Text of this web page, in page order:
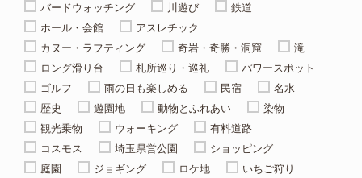
バードウォッチング
川遊び
鉄道
ホール・会館
アスレチック
カヌー・ラフティング
奇岩・奇勝・洞窟
滝
ロング滑り台
札所巡り・巡礼
パワースポット
ゴルフ
雨の日も楽しめる 民宿
名水
歴史
遊園地 動物とふれあい
染物
観光乗物
ウォーキング
有料道路
コスモス
埼玉県営公園
ショッピング
庭園
ジョギング ロケ地 いちご狩り